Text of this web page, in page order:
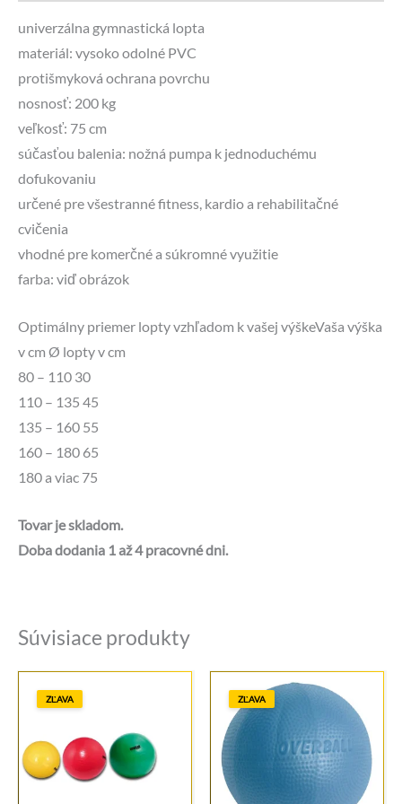
univerzálna gymnastická lopta
materiál: vysoko odolné PVC
protišmyková ochrana povrchu
nosnosť: 200 kg
veľkosť: 75 cm
súčasťou balenia: nožná pumpa k jednoduchému
dofukovaniu
určené pre všestranné fitness, kardio a rehabilitačné
cvičenia
vhodné pre komerčné a súkromné využitie
farba: viď obrázok
Optimálny priemer lopty vzhľadom k vašej výškeVaša výška
v cm Ø lopty v cm
80 – 110 30
110 – 135 45
135 – 160 55
160 – 180 65
180 a viac 75
Tovar je skladom.
Doba dodania 1 až 4 pracovné dni.
Súvisiace produkty
ZĽAVA ZĽAVA